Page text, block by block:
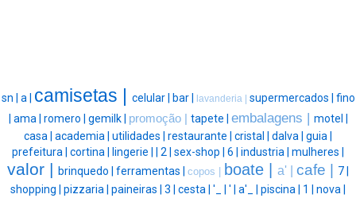
sn | a | camisetas | celular | bar | lavanderia | supermercados | fino
ama | romero | gemilk | promoção | tapete | embalagens | motel |
casa | academia | utilidades | restaurante | cristal | dalva | guia |
prefeitura | cortina | lingerie | 2 | sex-shop | 6 | industria | mulheres |
valor | brinquedo | ferramentas | copos | boate | a' | cafe | 7 |
shopping | pizzaria | paineiras | 3 | cesta | '_ | ' | a'_ | piscina | 1 | nova |